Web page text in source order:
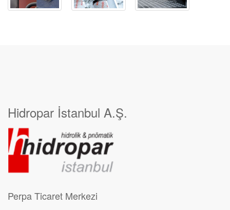
Hidropar İstanbul A.Ş.
Perpa Ticaret Merkezi